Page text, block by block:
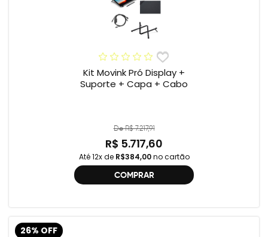
Kit Movink Pró Display +
Suporte + Capa + Cabo
De R$ 7.217,91
R$ 5.717,60
Até 12x de R$384,00no cartão
COMPRAR
26% OFF